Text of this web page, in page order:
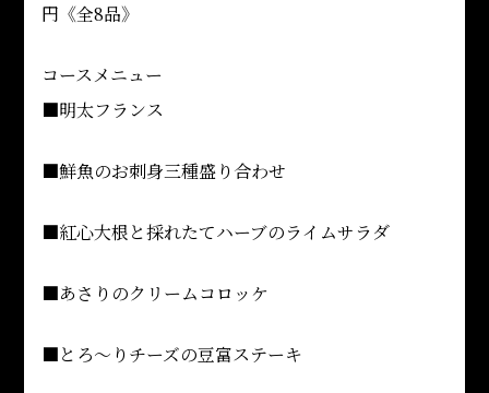
円《全8品》
コースメニュー
■明太フランス
■鮮魚のお刺身三種盛り合わせ
■紅心大根と採れたてハーブのライムサラダ
■あさりのクリームコロッケ
■とろ～りチーズの豆富ステーキ